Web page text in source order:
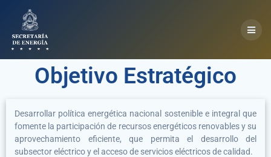
Objetivo Estratégico
Desarrollar política energética nacional sostenible e integral que
fomente la participación de recursos energéticos renovables y su
aprovechamiento eficiente, que permita el desarrollo del
subsector eléctrico y el acceso de servicios eléctricos de calidad.